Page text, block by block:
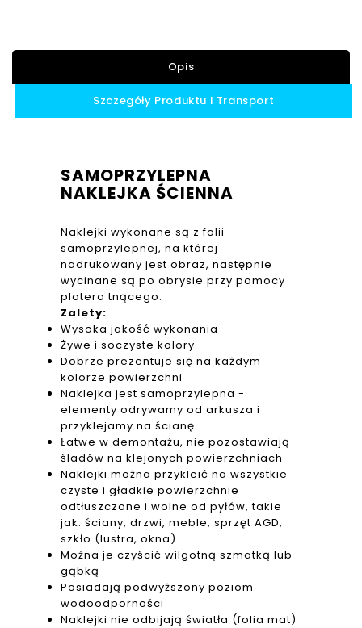
Opis
Szczegóły Produktu I Transport
SAMOPRZYLEPNA
NAKLEJKA ŚCIENNA
Naklejki wykonane są z folii
samoprzylepnej, na której
nadrukowany jest obraz, następnie
wycinane są po obrysie przy pomocy
plotera tnącego.
Zalety:
Wysoka jakość wykonania
Żywe i soczyste kolory
Dobrze prezentuje się na każdym
kolorze powierzchni
Naklejka jest samoprzylepna -
elementy odrywamy od arkusza i
przyklejamy na ścianę
Łatwe w demontażu, nie pozostawiają
śladów na klejonych powierzchniach
Naklejki można przykleić na wszystkie
czyste i gładkie powierzchnie
odtłuszczone i wolne od pyłów, takie
jak: ściany, drzwi, meble, sprzęt AGD,
szkło (lustra, okna)
Można je czyścić wilgotną szmatką lub
gąbką
Posiadają podwyższony poziom
wodoodporności
Naklejki nie odbijają światła (folia mat)